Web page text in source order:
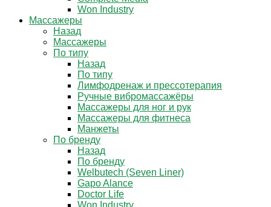
Won Industry
Массажеры
Назад
Массажеры
По типу
Назад
По типу
Лимфодренаж и прессотерапия
Ручные вибромассажёры
Массажеры для ног и рук
Массажеры для фитнеса
Манжеты
По бренду
Назад
По бренду
Welbutech (Seven Liner)
Gapo Alance
Doctor Life
Won Industry